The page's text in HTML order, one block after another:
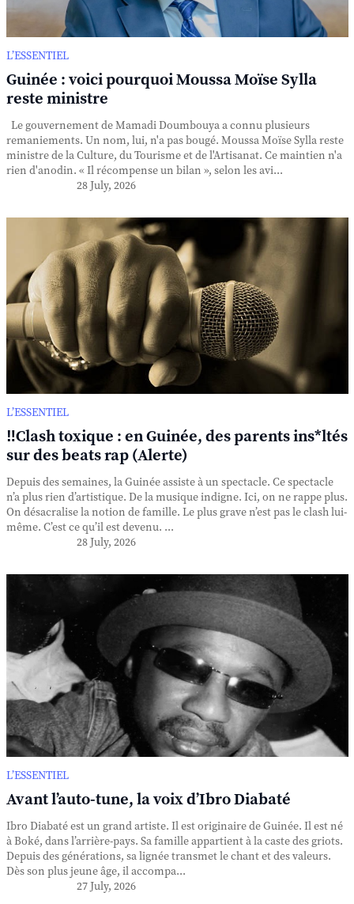
L’ESSENTIEL
Guinée : voici pourquoi Moussa Moïse Sylla
reste ministre
Le gouvernement de Mamadi Doumbouya a connu plusieurs
remaniements. Un nom, lui, n'a pas bougé. Moussa Moïse Sylla reste
ministre de la Culture, du Tourisme et de l'Artisanat. Ce maintien n'a
rien d'anodin. « Il récompense un bilan », selon les avi...
28 July, 2026
L’ESSENTIEL
‼️Clash toxique : en Guinée, des parents ins*ltés
sur des beats rap (Alerte)
Depuis des semaines, la Guinée assiste à un spectacle. Ce spectacle
n’a plus rien d’artistique. De la musique indigne. Ici, on ne rappe plus.
On désacralise la notion de famille. Le plus grave n’est pas le clash lui-
même. C’est ce qu’il est devenu. ...
28 July, 2026
L’ESSENTIEL
Avant l’auto-tune, la voix d’Ibro Diabaté
Ibro Diabaté est un grand artiste. Il est originaire de Guinée. Il est né
à Boké, dans l’arrière-pays. Sa famille appartient à la caste des griots.
Depuis des générations, sa lignée transmet le chant et des valeurs.
Dès son plus jeune âge, il accompa...
27 July, 2026